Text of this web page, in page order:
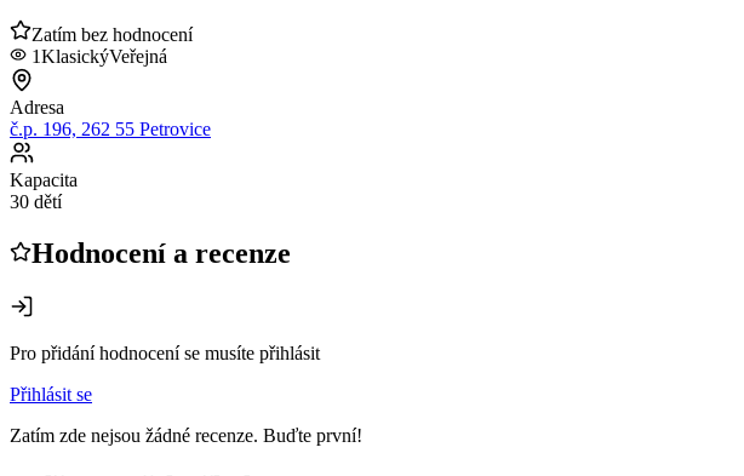
Zatím bez hodnocení
1KlasickýVeřejná
Adresa
č.p. 196, 262 55 Petrovice
Kapacita
30 dětí
Hodnocení a recenze
Pro přidání hodnocení se musíte přihlásit
Přihlásit se
Zatím zde nejsou žádné recenze. Buďte první!